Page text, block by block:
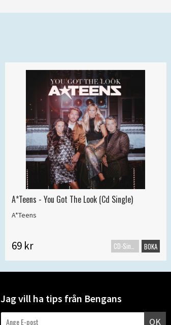
A*Teens - You Got The Look (Cd Single)
A*Teens
69 kr CD-Singel BOKA
Jag vill ha tips från Bengans
OK